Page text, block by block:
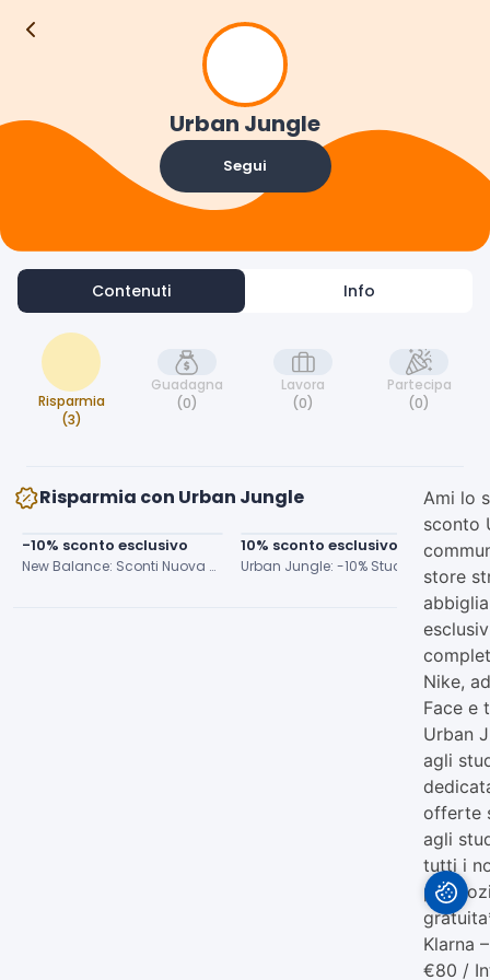
Urban Jungle
Segui
Contenuti Info
Risparmia
(3)
Guadagna
(0)
Lavora
(0)
Partecipa
(0)
Risparmia con Urban Jungle
-10% sconto esclusivo
New Balance: Sconti Nuova Collezione
10% sconto esclusivo
Ami lo
sconto
store
Nike,
Face e
Urban
agli
offerte
agli
tutti i
Klarna
€80 /